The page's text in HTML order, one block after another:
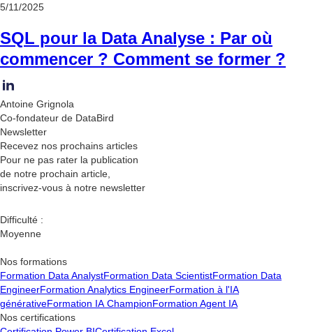
5/11/2025
SQL pour la Data Analyse : Par où
commencer ? Comment se former ?
Antoine Grignola
Co-fondateur de DataBird
Newsletter
Recevez nos prochains articles
Pour ne pas rater la publication
de notre prochain article,
inscrivez-vous à notre newsletter
Difficulté :
Moyenne
Nos formations
Formation Data AnalystFormation Data ScientistFormation Data
EngineerFormation Analytics EngineerFormation à l'IA
générativeFormation IA ChampionFormation Agent IA
Nos certifications